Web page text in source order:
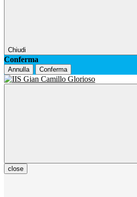
Chiudi
Conferma
Annulla Conferma
close